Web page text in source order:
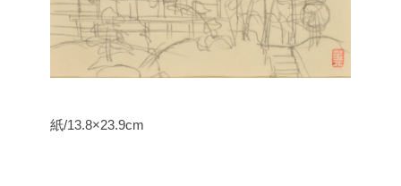
紙/13.8×23.9cm